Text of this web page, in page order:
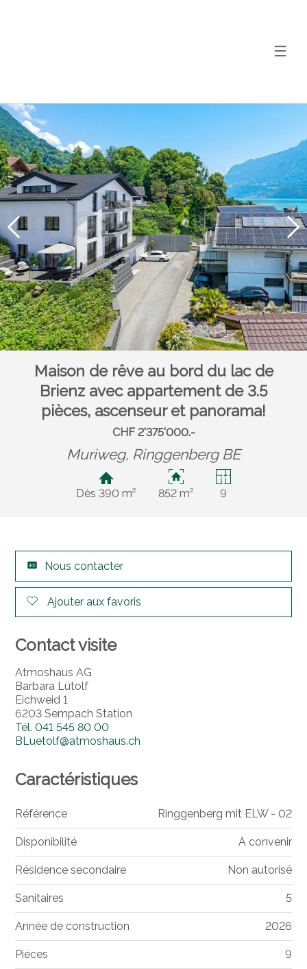
Maison de rêve au bord du lac de
Brienz avec appartement de 3.5
pièces, ascenseur et panorama!
CHF 2'375'000.-
Muriweg, Ringgenberg BE
Dès 390 m² 852 m² 9
Nous contacter
Ajouter aux favoris
Contact visite
Atmoshaus AG
Barbara Lütolf
Eichweid 1
6203 Sempach Station
Tél.041 545 80 00
BLuetolf@atmoshaus.ch
Caractéristiques
Référence Ringgenberg mit ELW - 02
Disponibilité A convenir
Résidence secondaire Non autorisé
Sanitaires 5
Année de construction 2026
Pièces 9